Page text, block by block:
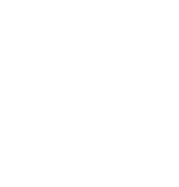
La izquierda